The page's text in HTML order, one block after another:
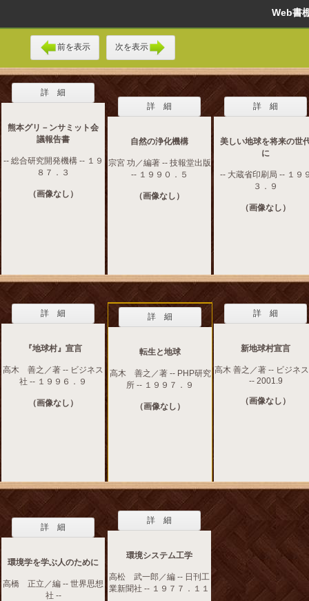
Web
前を表示 次を表示
詳 細
熊本グリ－ンサミット会
議報告書
-- 総合研究開発機構 -- １９
８７．３
（画像なし）
詳 細
自然の浄化機構
宗宮 功／編著 -- 技報堂出版
-- １９９０．５
（画像なし）
詳 細
美しい地球を将来の世
に
-- 大蔵省印刷局 -- １９
３．９
（画像なし）
詳 細
『地球村』宣言
高木 善之／著 -- ビジネス
社 -- １９９６．９
（画像なし）
詳 細
転生と地球
高木 善之／著 -- PHP研究
所 -- １９９７．９
（画像なし）
詳 細
新地球村宣言
高木 善之／著 -- ビジネ
-- 2001.9
（画像なし）
詳 細
環境学を学ぶ人のために
高橋 正立／編 -- 世界思想
社 --
詳 細
環境システム工学
高松 武一郎／編 -- 日刊工
業新聞社 -- １９７７．１１